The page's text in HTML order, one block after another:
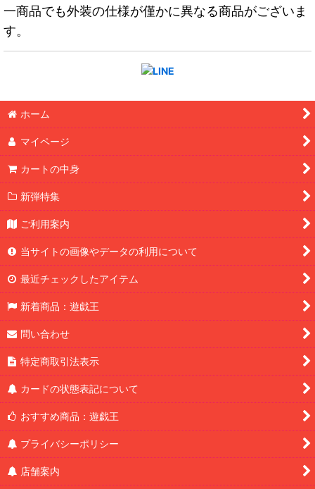
一商品でも外装の仕様が僅かに異なる商品がございま
す。
ホーム
マイページ
カートの中身
新弾特集
ご利用案内
当サイトの画像やデータの利用について
最近チェックしたアイテム
新着商品：遊戯王
問い合わせ
特定商取引法表示
カードの状態表記について
おすすめ商品：遊戯王
プライバシーポリシー
店舗案内